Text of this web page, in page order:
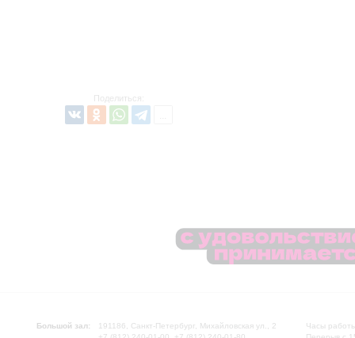
Поделиться:
Большой зал:
191186, Санкт-Петербург, Михайловская ул., 2
Часы